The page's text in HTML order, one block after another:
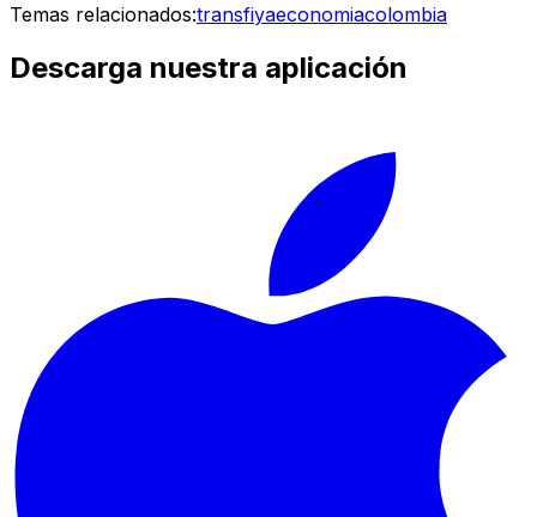
Temas relacionados:transfiyaeconomiacolombia
Descarga nuestra aplicación